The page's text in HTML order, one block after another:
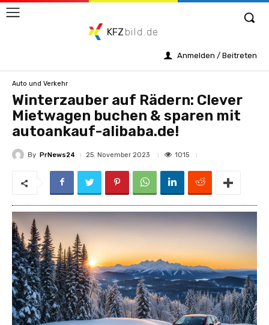
KFZ bild.de
Anmelden / Beitreten
Auto und Verkehr
Winterzauber auf Rädern: Clever
Mietwagen buchen & sparen mit
autoankauf-alibaba.de!
By PrNews24 25. November 2023 1015